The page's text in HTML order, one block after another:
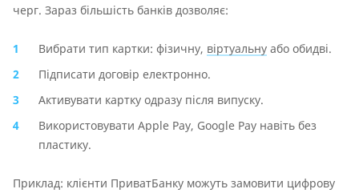
черг. Зараз більшість банків дозволяє:
Вибрати тип картки: фізичну, віртуальну або обидві.
Підписати договір електронно.
Активувати картку одразу після випуску.
Використовувати Apple Pay, Google Pay навіть без
пластику.
Приклад: клієнти ПриватБанку можуть замовити цифрову